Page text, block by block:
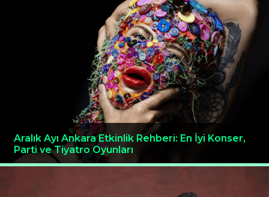
Aralık Ayı Ankara Etkinlik Rehberi: En İyi Konser,
Parti ve Tiyatro Oyunları